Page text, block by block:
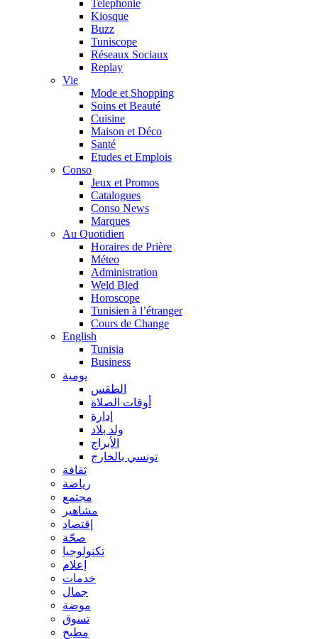
Telephonie
Kiosque
Buzz
Tuniscope
Réseaux Sociaux
Replay
Vie
Mode et Shopping
Soins et Beauté
Cuisine
Maison et Déco
Santé
Etudes et Emplois
Conso
Jeux et Promos
Catalogues
Conso News
Marques
Au Quotidien
Horaires de Prière
Méteo
Administration
Weld Bled
Horoscope
Tunisien à l’étranger
Cours de Change
English
Tunisia
Business
يومية
الطقس
أوقات الصلاة
إدارة
ولد بلاد
الأبراج
تونسي بالخارج
ثقافة
رياضة
مجتمع
مشاهير
إقتصاد
صحّة
تكنولوجيا
إعلام
خدمات
جمال
موضة
تسوق
مطبخ